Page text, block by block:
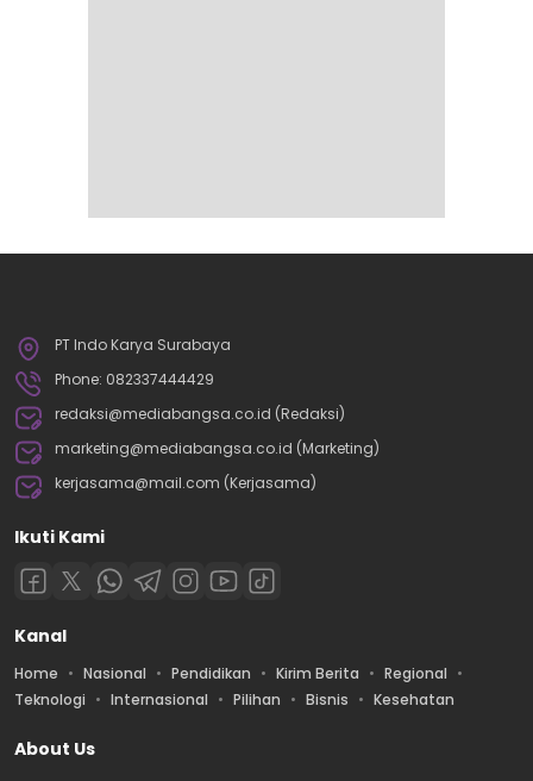
PT Indo Karya Surabaya
Phone: 082337444429
redaksi@mediabangsa.co.id (Redaksi)
marketing@mediabangsa.co.id (Marketing)
kerjasama@mail.com (Kerjasama)
Ikuti Kami
Kanal
Home Nasional Pendidikan Kirim Berita
Regional
Teknologi
Internasional Pilihan Bisnis Kesehatan
About Us